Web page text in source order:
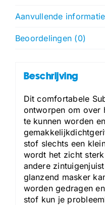
Aanvullende informatie
Beoordelingen (0)
Beschrijving
Dit comfortabele
ontworpen om over
te kunnen worden
stof slechts een
wordt het zicht
andere
glanzend masker
worden gedragen
stof kun je